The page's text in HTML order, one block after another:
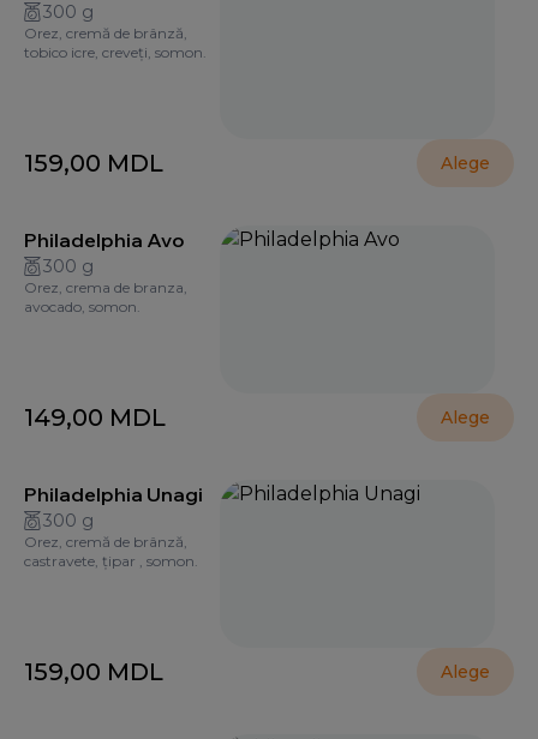
300 g
Orez, cremă de brânză,
tobico icre, creveți, somon.
159,00 MDL Alege
Philadelphia Avo
300 g
Orez, crema de branza,
avocado, somon.
149,00 MDL Alege
Philadelphia Unagi
300 g
Orez, cremă de brânză,
castravete, țipar , somon.
159,00 MDL Alege